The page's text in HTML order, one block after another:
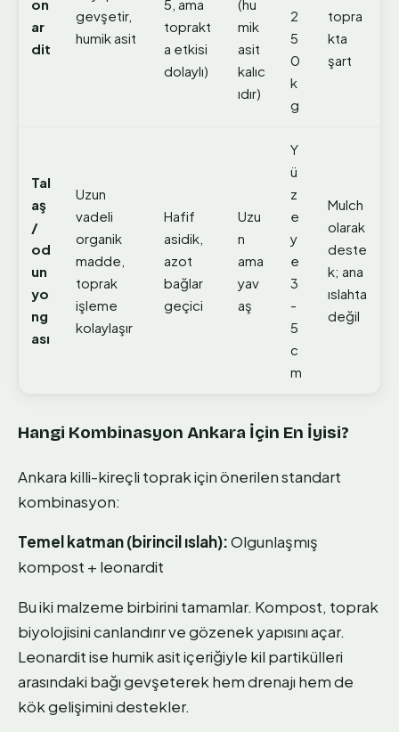
on
ar
dit
gevşetir,
humik asit
5, ama
toprakt
a etkisi
dolaylı)
(hu
mik
asit
kalıc
ıdır)
2
5
0
k
g
topra
kta
şart
Tal
aş
/
od
un
yo
ng
ası
Uzun
vadeli
organik
madde,
toprak
işleme
kolaylaşır
Hafif
asidik,
azot
bağlar
geçici
Uzu
n
ama
yav
aş
Y
ü
z
e
y
e
3
-
5
c
m
Mulch
olarak
deste
k; ana
ıslahta
değil
Hangi Kombinasyon Ankara İçin En İyisi?
Ankara killi-kireçli toprak için önerilen standart
kombinasyon:
Temel katman (birincil ıslah):Olgunlaşmış
kompost + leonardit
Bu iki malzeme birbirini tamamlar. Kompost, toprak
biyolojisini canlandırır ve gözenek yapısını açar.
Leonardit ise humik asit içeriğiyle kil partikülleri
arasındaki bağı gevşeterek hem drenajı hem de
kök gelişimini destekler.